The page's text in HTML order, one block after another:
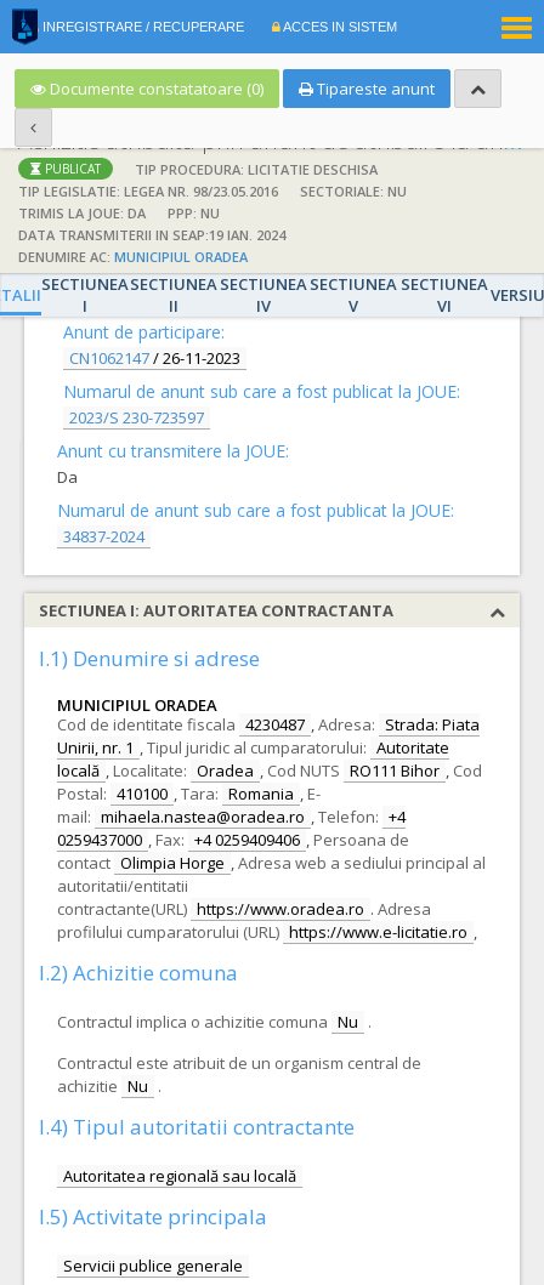
INREGISTRARE / RECUPERARE ACCES IN SISTEM
Documente constatatoare (0) Tipareste anunt
Achizitie atribuita prin anunt de atribuire la anunt de participare
PUBLICAT
TIP PROCEDURA: LICITATIE DESCHISA
TIP LEGISLATIE: LEGEA NR. 98/23.05.2016
SECTORIALE: NU
TRIMIS LA JOUE: DA
PPP: NU
DATA TRANSMITERII IN SEAP:19 IAN. 2024
DENUMIRE AC: MUNICIPIUL ORADEA
SECTIUNEA
I
SECTIUNEA
II
SECTIUNEA
IV
SECTIUNEA
V
SECTIUNEA
VI
DETALII
Anunt de participare:
CN1062147/26-11-2023
Numarul de anunt sub care a fost publicat la JOUE:
2023/S 230-723597
Anunt cu transmitere la JOUE:
Da
Numarul de anunt sub care a fost publicat la JOUE:
34837-2024
SECTIUNEA I: AUTORITATEA CONTRACTANTA
I.1) Denumire si adrese
MUNICIPIUL ORADEA
Cod de identitate fiscala 4230487 ,Adresa: Strada: Piata
Unirii, nr. 1 ,Tipul juridic al cumparatorului: Autoritate
locală , Localitate: Oradea , Cod NUTS RO111 Bihor , Cod
Postal: 410100 ,Tara: Romania , E-
mail: mihaela.nastea@oradea.ro ,Telefon: +4
0259437000 , Fax: +4 0259409406 , Persoana de
contact Olimpia Horge ,Adresa web a sediului principal al
autoritatii/entitatii
contractante(URL) https://www.oradea.ro . Adresa
profilului cumparatorului (URL) https://www.e-licitatie.ro ,
I.2) Achizitie comuna
Contractul implica o achizitie comuna Nu .
Contractul este atribuit de un organism central de
achizitie Nu .
I.4) Tipul autoritatii contractante
Autoritatea regională sau locală
I.5) Activitate principala
Servicii publice generale